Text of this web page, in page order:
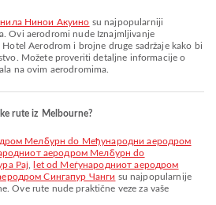
Нинои Акуино su najpopularniji
Ovi aerodromi nude Iznajmljivanje
Aerodrom i brojne druge sadržaje kako bi
Možete proveriti detaljne informacije o
na ovim aerodromima.
rute iz Melbourne?
аеродром Мелбурн do
Рај
let od Меѓународниот аеродром
Сингапур Чанги su najpopularnije
Ove rute nude praktične veze za vaše